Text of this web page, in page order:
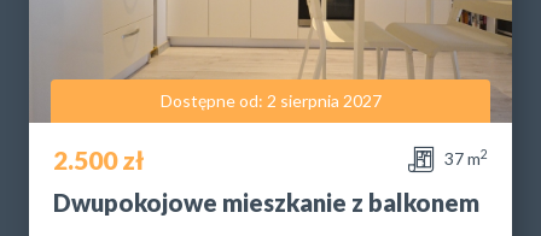
Dostępne od: 2 sierpnia 2027
2.500 zł 37 m2
Dwupokojowe mieszkanie z balkonem